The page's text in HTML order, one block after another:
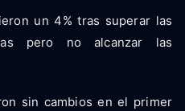
un 4% tras superar las
pero no alcanzar las
sin cambios en el primer